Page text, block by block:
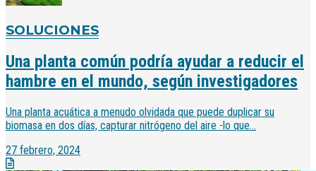
SOLUCIONES
Una planta común podría ayudar a reducir el
hambre en el mundo, según investigadores
Una planta acuática a menudo olvidada que puede duplicar su
biomasa en dos días, capturar nitrógeno del aire -lo que...
27 febrero, 2024